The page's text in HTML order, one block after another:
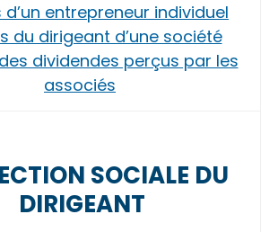
d’un entrepreneur individuel
du dirigeant d’une société
dividendes perçus par les
associés
SOCIALE DU
DIRIGEANT